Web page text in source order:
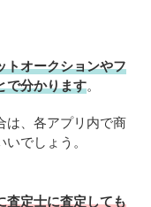
トオークションやフ
で分かります。
は、各アプリ内で商
でしょう。
査定士に査定しても